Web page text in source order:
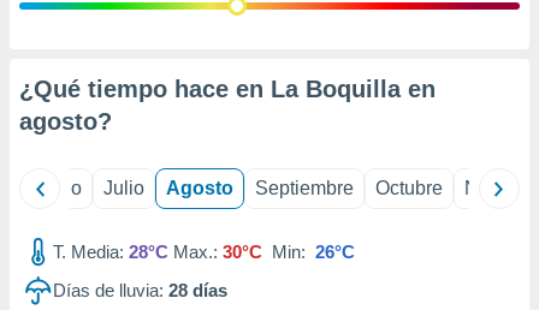
e
mediante
de
¿Qué tiempo hace en La Boquilla en
agosto?
Junio Julio Agosto Septiembre Octubre
T. Media: 28°C Max.: 30°C Min: 26°C
Días de lluvia: 28 días